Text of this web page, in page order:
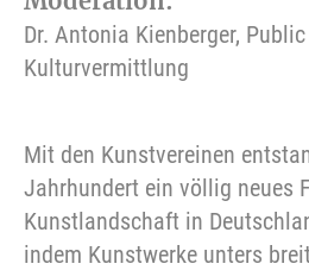
Dr. Antonia Kienberger,
Kulturvermittlung
Mit den Kunstvereinen
Jahrhundert ein völlig neues
Kunstlandschaft in
indem Kunstwerke unters